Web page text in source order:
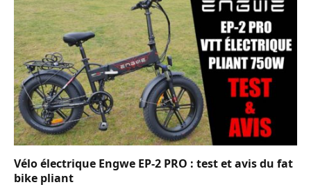
Vélo électrique Engwe EP-2 PRO : test et avis du fat
bike pliant